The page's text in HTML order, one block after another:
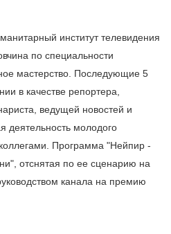
институт телевидения
по специальности
мастерство. Последующие 5
в качестве репортера,
ведущей новостей и
деятельность молодого
Программа "Нейпир -
отснятая по ее сценарию на
канала на премию